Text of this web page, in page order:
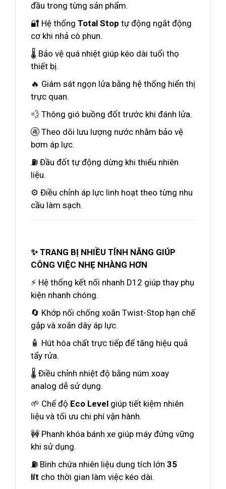
đầu trong từng sản phẩm.
🔐 Hệ thống Total Stop tự động ngắt động
cơ khi nhả cò phun.
🌡️ Bảo vệ quá nhiệt giúp kéo dài tuổi thọ
thiết bị.
🔥 Giám sát ngọn lửa bằng hệ thống hiển thị
trực quan.
💨 Thông gió buồng đốt trước khi đánh lửa.
🚱 Theo dõi lưu lượng nước nhằm bảo vệ
bơm áp lực.
⛽ Đầu đốt tự động dừng khi thiếu nhiên
liệu.
⚙️ Điều chỉnh áp lực linh hoạt theo từng nhu
cầu làm sạch.
✨ TRANG BỊ NHIỀU TÍNH NĂNG GIÚP
CÔNG VIỆC NHẸ NHÀNG HƠN
⚡ Hệ thống kết nối nhanh D12 giúp thay phụ
kiện nhanh chóng.
🔄 Khớp nối chống xoắn Twist-Stop hạn chế
gập và xoắn dây áp lực.
🧴 Hút hóa chất trực tiếp để tăng hiệu quả
tẩy rửa.
🌡️ Điều chỉnh nhiệt độ bằng núm xoay
analog dễ sử dụng.
🌱 Chế độ Eco Level giúp tiết kiệm nhiên
liệu và tối ưu chi phí vận hành.
🚧 Phanh khóa bánh xe giúp máy đứng vững
khi sử dụng.
⛽ Bình chứa nhiên liệu dung tích lớn 35
lít cho thời gian làm việc kéo dài.